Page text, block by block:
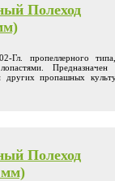
Полеход
Гл. пропеллерного
Предназначен
других пропашных
Полеход
мм)